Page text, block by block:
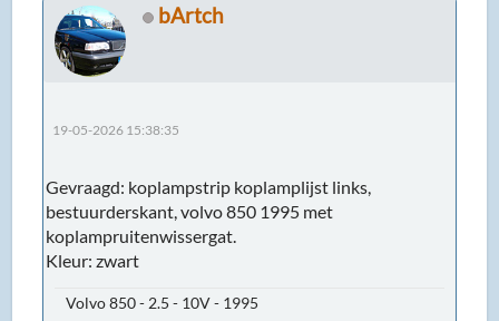
bArtch
19-05-2026 15:38:35
Gevraagd: koplampstrip koplamplijst links,
bestuurderskant, volvo 850 1995 met
koplampruitenwissergat.
Kleur: zwart
Volvo 850 - 2.5 - 10V - 1995